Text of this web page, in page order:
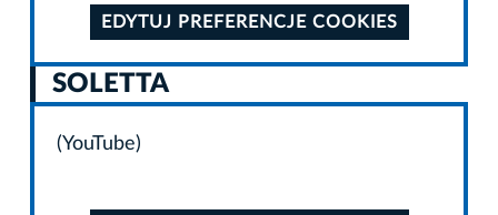
EDYTUJ PREFERENCJE COOKIES
SOLETTA
(YouTube)